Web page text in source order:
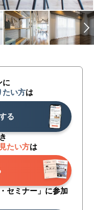
に
たい方は
る
たい方は
セミナー」に参加